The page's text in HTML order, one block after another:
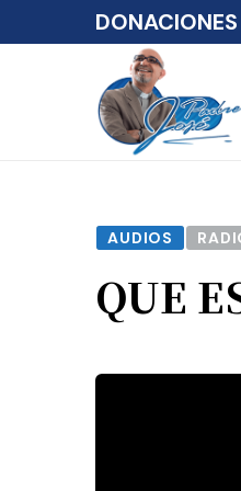
AUDIOS
QUE